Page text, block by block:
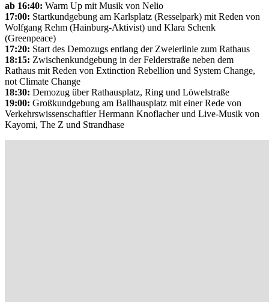
ab 16:40: Warm Up mit Musik von Nelio
17:00: Startkundgebung am Karlsplatz (Resselpark) mit Reden von
Wolfgang Rehm (Hainburg-Aktivist) und Klara Schenk
(Greenpeace)
17:20: Start des Demozugs entlang der Zweierlinie zum Rathaus
18:15: Zwischenkundgebung in der Felderstraße neben dem
Rathaus mit Reden von Extinction Rebellion und System Change,
not Climate Change
18:30: Demozug über Rathausplatz, Ring und Löwelstraße
19:00: Großkundgebung am Ballhausplatz mit einer Rede von
Verkehrswissenschaftler Hermann Knoflacher und Live-Musik von
Kayomi, The Z und Strandhase